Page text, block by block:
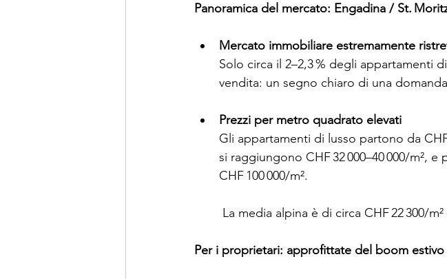
Panoramica del mercato: Engadina / St.
Mercato immobiliare estremamente
Solo circa il 2–2,3 % degli appartamenti
vendita: un segno chiaro di una
Prezzi per metro quadrato elevati
Gli appartamenti di lusso partono da
si raggiungono CHF 32 000–40 000/
CHF 100 000/m².
La media alpina è di circa CHF 22 300/
Per i proprietari: approfittate del boom estivo